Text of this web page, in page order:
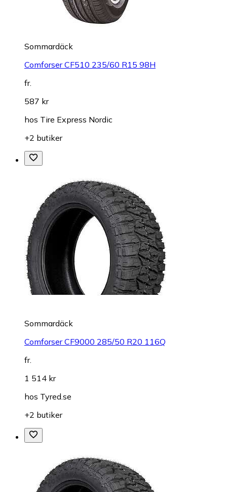
Sommardäck
Comforser CF510 235/60 R15 98H
fr.
587 kr
hos Tire Express Nordic
+2 butiker
Sommardäck
Comforser CF9000 285/50 R20 116Q
fr.
1 514 kr
hos Tyred.se
+2 butiker